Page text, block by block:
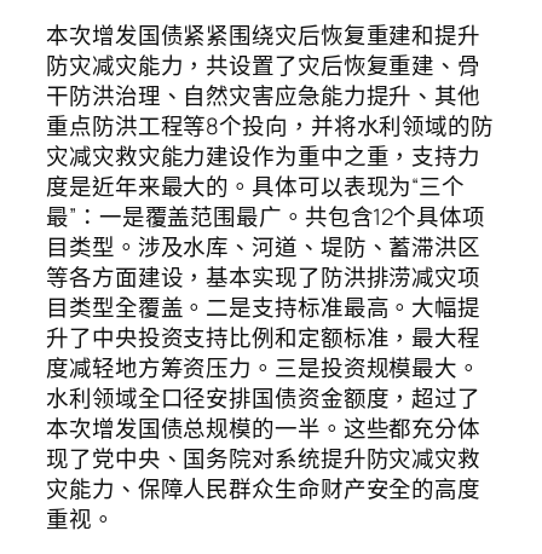
本次增发国债紧紧围绕灾后恢复重建和提升
防灾减灾能力，共设置了灾后恢复重建、骨
干防洪治理、自然灾害应急能力提升、其他
重点防洪工程等8个投向，并将水利领域的防
灾减灾救灾能力建设作为重中之重，支持力
度是近年来最大的。具体可以表现为“三个
最”：一是覆盖范围最广。共包含12个具体项
目类型。涉及水库、河道、堤防、蓄滞洪区
等各方面建设，基本实现了防洪排涝减灾项
目类型全覆盖。二是支持标准最高。大幅提
升了中央投资支持比例和定额标准，最大程
度减轻地方筹资压力。三是投资规模最大。
水利领域全口径安排国债资金额度，超过了
本次增发国债总规模的一半。这些都充分体
现了党中央、国务院对系统提升防灾减灾救
灾能力、保障人民群众生命财产安全的高度
重视。